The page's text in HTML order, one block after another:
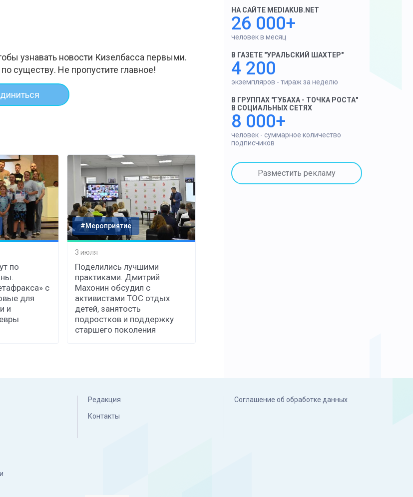
узнавать новости Кизелбасса первыми.
существу. Не пропустите главное!
по
с
для
и
#Мероприятие
3 июля
Поделились лучшими
практиками. Дмитрий
Махонин обсудил с
активистами ТОС отдых
детей, занятость
подростков и поддержку
старшего поколения
НА САЙТЕ MEDIAKUB.NET
26 000+
человек в месяц
В ГАЗЕТЕ "УРАЛЬСКИЙ ШАХТЕР"
4 200
экземпляров - тираж за неделю
В ГРУППАХ "ГУБАХА - ТОЧКА РОСТА"
В СОЦИАЛЬНЫХ СЕТЯХ
8 000+
человек - суммарное количество
подписчиков
Разместить рекламу
Редакция
Контакты
Соглашение об обработке данных